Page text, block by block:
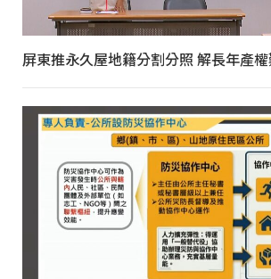
屏東推永久屋地籍分割分照 解長年產